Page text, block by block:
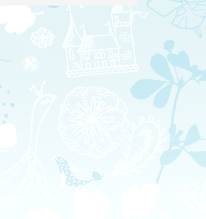
Disponibilidad:
stock